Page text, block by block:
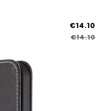
€14.10
€14.10